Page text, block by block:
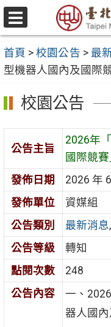
跳
至
要
內
容
區
選
單
首頁 >校園公告 > 最
型機器人國內及國際競
校園公告
公告主旨
2026年
國際競賽
發佈日期
2026 年
發佈單位
資媒組
公告類別
最新消息,
公告等級
轉知
點閱次數
248
公告內容
一、
器人國